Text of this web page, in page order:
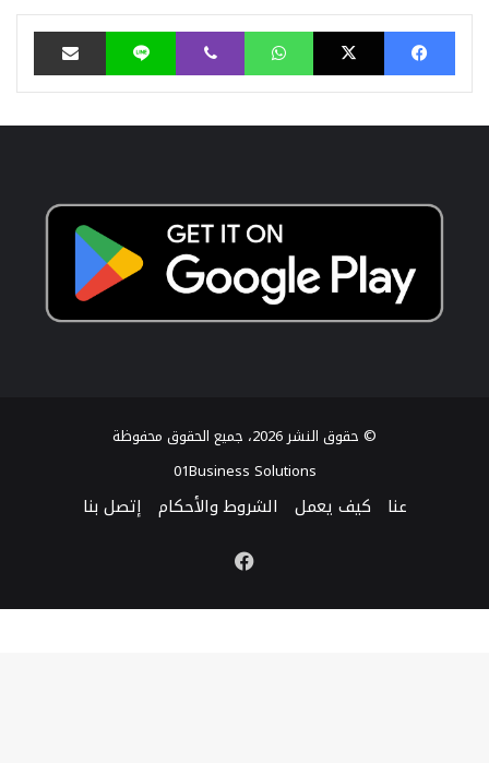
فيسبوك ‫X واتساب ڤايبر لاين مشاركة عبر
© حقوق النشر 2026، جميع الحقوق محفوظة
01Business Solutions
عنا كيف يعمل الشروط والأحكام إتصل بنا
فيسبوك